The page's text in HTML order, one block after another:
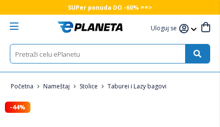
SUPer ponuda DO -60% ==>
Uloguj se
Početna Nameštaj Stolice Taburei i Lazy bagovi
-44%